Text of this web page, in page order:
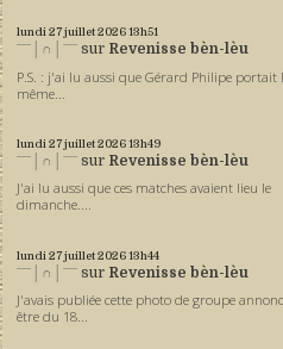
lundi 27juillet 202613h51
ˉˉˉ│∩│ˉˉˉ sur Revenisse bèn-lèu
P.S. : j'ai lu aussi que Gérard Philipe portait
même...
lundi 27juillet 202613h49
ˉˉˉ│∩│ˉˉˉ sur Revenisse bèn-lèu
J'ai lu aussi que ces matches avaient lieu le
dimanche....
lundi 27juillet 202613h44
ˉˉˉ│∩│ˉˉˉ sur Revenisse bèn-lèu
J'avais publiée cette photo de groupe
être du 18...